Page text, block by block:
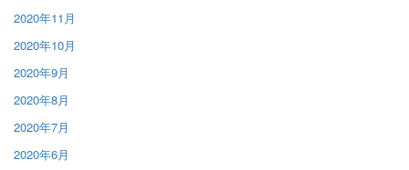
2020年11月
2020年10月
2020年9月
2020年8月
2020年7月
2020年6月